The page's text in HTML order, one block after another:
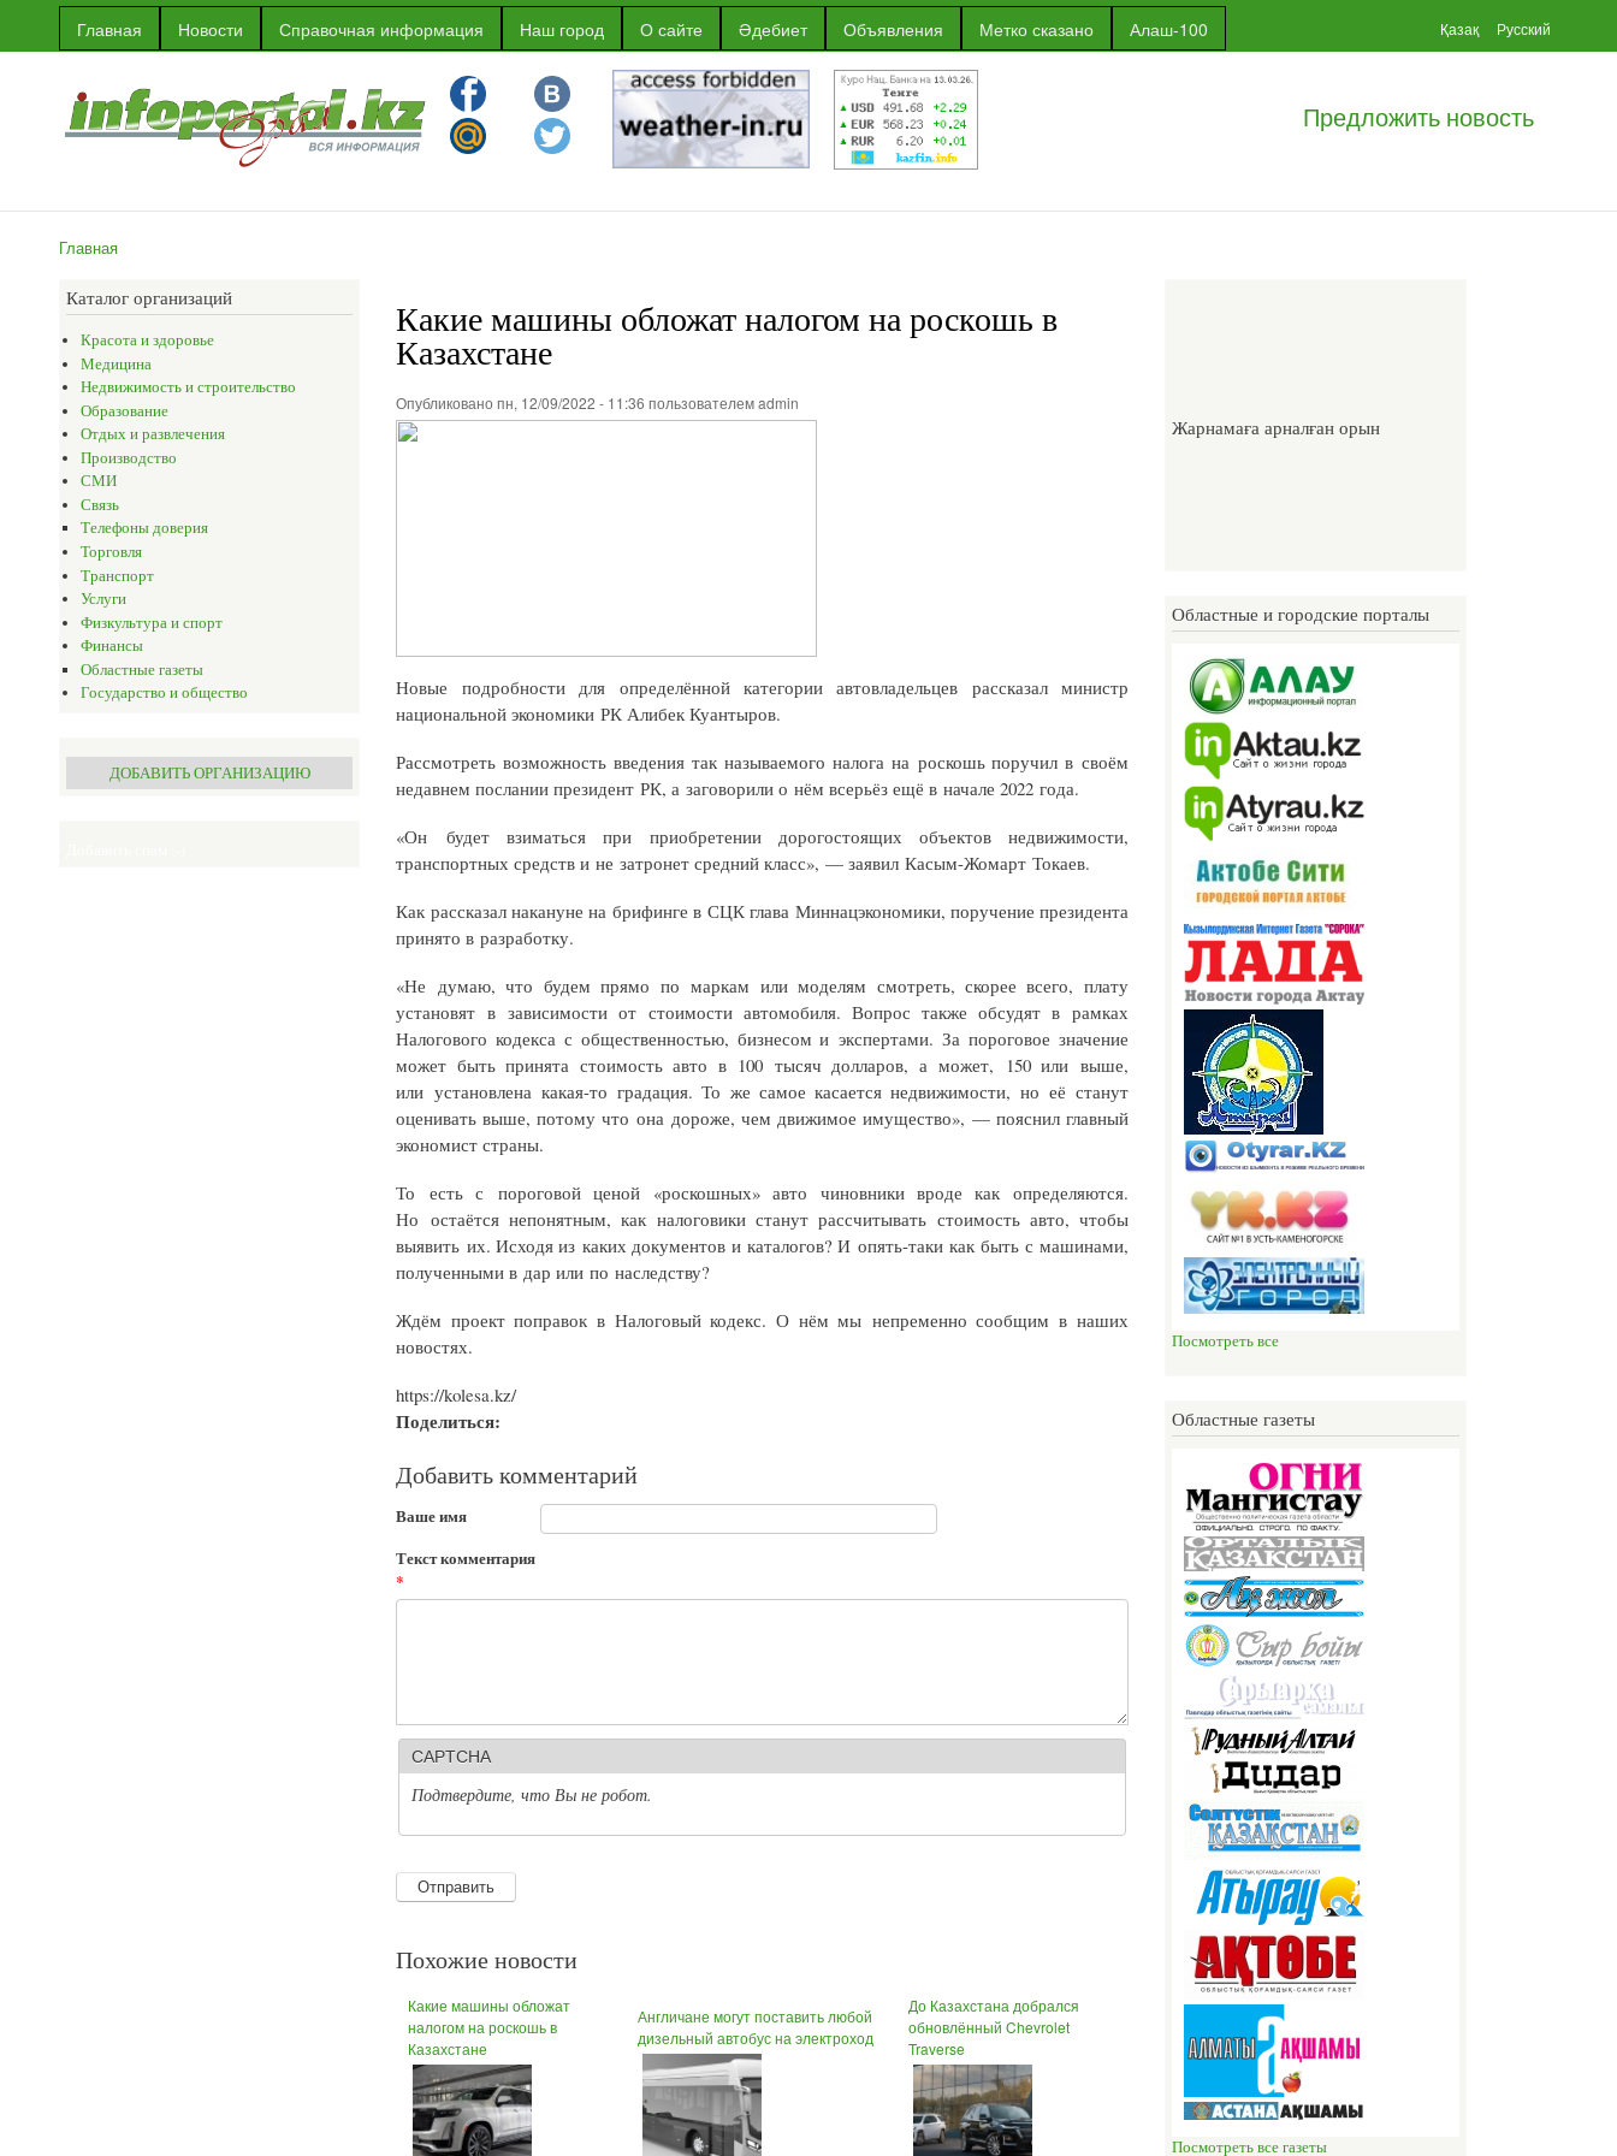
Перейти к
основному
содержанию
Главная Новости Справочная информация Наш город О сайте Әдебиет Объявления Метко сказано Алаш-100
Информационный
портал г.Уральска
об Уральске
и многое
другое
Қазақ Русский
Предложить новость
Главная
Каталог организаций
Красота и здоровье
Медицина
Недвижимость и строительство
Образование
Отдых и развлечения
Производство
СМИ
Связь
Телефоны доверия
Торговля
Транспорт
Услуги
Физкультура и спорт
Финансы
Областные газеты
Государство и общество
ДОБАВИТЬ ОРГАНИЗАЦИЮ
Какие машины обложат налогом на роскошь в
Казахстане
Опубликовано пн, 12/09/2022 - 11:36 пользователемadmin
Новые подробности для определённой категории автовладельцев рассказал министр
национальной экономики РК Алибек Куантыров.
Рассмотреть возможность введения так называемого налога на роскошь поручил в своём
недавнем послании президент РК, а заговорили о нём всерьёз ещё в начале 2022 года.
«Он будет взиматься при приобретении дорогостоящих объектов недвижимости,
транспортных средств и не затронет средний класс», — заявил Касым-Жомарт Токаев.
Как рассказал накануне на брифинге в СЦК глава Миннацэкономики, поручение президента
принято в разработку.
«Не думаю, что будем прямо по маркам или моделям смотреть, скорее всего, плату
установят в зависимости от стоимости автомобиля. Вопрос также обсудят в рамках
Налогового кодекса с общественностью, бизнесом и экспертами. За пороговое значение
может быть принята стоимость авто в 100 тысяч долларов, а может, 150 или выше,
или установлена какая-то градация. То же самое касается недвижимости, но её станут
оценивать выше, потому что она дороже, чем движимое имущество», — пояснил главный
экономист страны.
То есть с пороговой ценой «роскошных» авто чиновники вроде как определяются.
Но остаётся непонятным, как налоговики станут рассчитывать стоимость авто, чтобы
выявить их. Исходя из каких документов и каталогов? И опять-таки как быть с машинами,
полученными в дар или по наследству?
Ждём проект поправок в Налоговый кодекс. О нём мы непременно сообщим в наших
новостях.
https://kolesa.kz/
Поделиться:
Добавить комментарий
Ваше имя
Текст комментария
*
CAPTCHA
Подтвердите, что Вы не робот.
Похожие новости
Какие машины обложат
налогом на роскошь в
Казахстане
Англичане могут поставить любой
дизельный автобус на электроход
До Казахстана добрался
обновлённый Chevrolet
Traverse
Жарнамаға арналған орын
Областные и городские порталы
Посмотреть все
Областные газеты
Посмотреть все газеты